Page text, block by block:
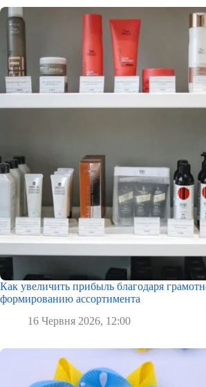
Как увеличить прибыль благодаря
формированию ассортимента
16 Червня 2026, 12:00